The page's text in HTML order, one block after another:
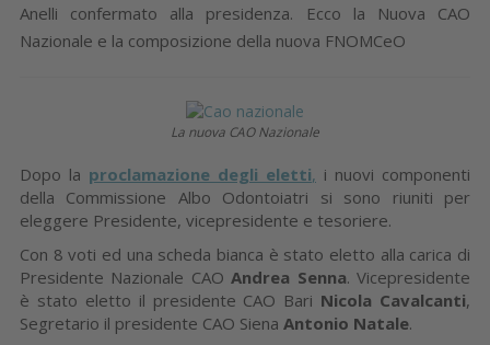
Anelli confermato alla presidenza. Ecco la Nuova CAO
Nazionale e la composizione della nuova FNOMCeO
La nuova CAO Nazionale
Dopo la proclamazione degli eletti, i nuovi componenti
della Commissione Albo Odontoiatri si sono riuniti per
eleggere Presidente, vicepresidente e tesoriere.
Con 8 voti ed una scheda bianca è stato eletto alla carica di
Presidente Nazionale CAOAndrea Senna. Vicepresidente
è stato eletto il presidente CAO Bari Nicola Cavalcanti,
Segretario il presidente CAO Siena Antonio Natale.